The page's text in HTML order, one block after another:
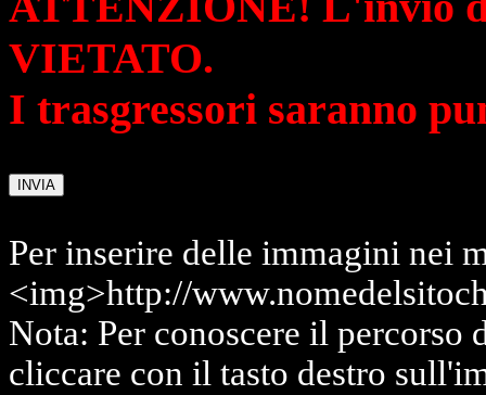
VIETATO.
I trasgressori saranno
Per inserire delle immagini nei
<img>http://
Nota: Per conoscere il percorso
cliccare con il tasto destro